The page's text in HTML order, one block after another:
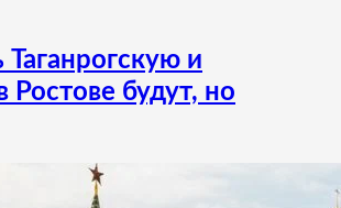
Таганрогскую и
Ростове будут, но